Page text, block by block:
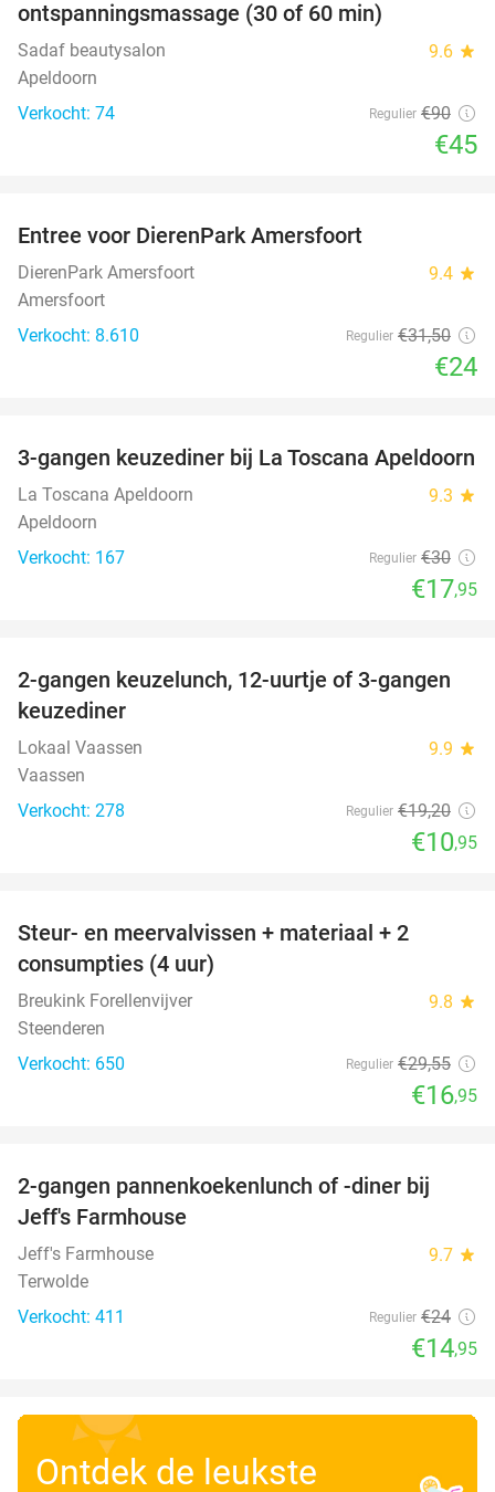
ontspanningsmassage (30 of 60 min)
Sadaf beautysalon 9.6 star
Apeldoorn
Verkocht: 74
Regulier €90
€45
Entree voor DierenPark Amersfoort
DierenPark Amersfoort 9.4 star
Amersfoort
Verkocht: 8.610
Regulier €31,50
€24
40%
3-gangen keuzediner bij La Toscana Apeldoorn
La Toscana Apeldoorn 9.3 star
Apeldoorn
Verkocht: 167
Regulier €30
€17,95
43%
2-gangen keuzelunch, 12-uurtje of 3-gangen
keuzediner
Lokaal Vaassen 9.9 star
Vaassen
Verkocht: 278
Regulier €19,20
€10,95
Steur- en meervalvissen + materiaal + 2
consumpties (4 uur)
Breukink Forellenvijver 9.8 star
Steenderen
Verkocht: 650
Regulier €29,55
€16,95
38%
2-gangen pannenkoekenlunch of -diner bij
Jeff's Farmhouse
Jeff's Farmhouse 9.7 star
Terwolde
Verkocht: 411
Regulier €24
€14,95
Ontdek de leukste